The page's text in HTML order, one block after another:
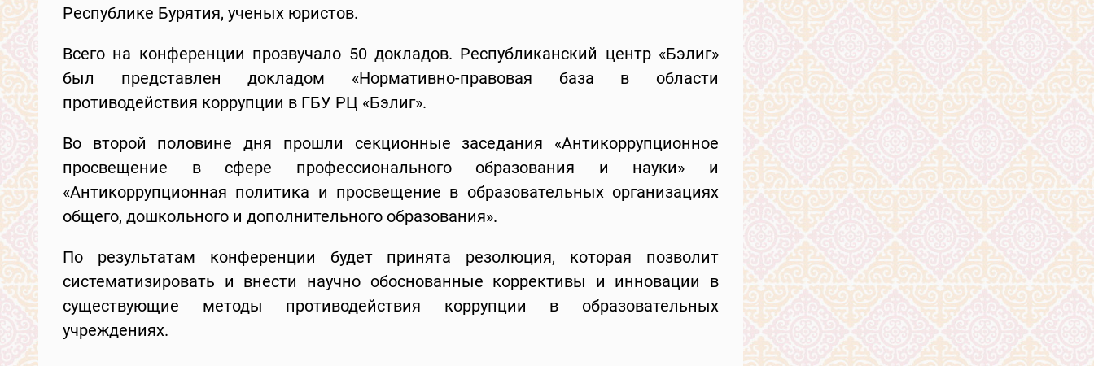
Республике Бурятия, ученых юристов.
Всего на конференции прозвучало 50 докладов. Республиканский центр «Бэлиг»
был представлен докладом «Нормативно-правовая база в области
противодействия коррупции в ГБУ РЦ «Бэлиг».
Во второй половине дня прошли секционные заседания «Антикоррупционное
просвещение в сфере профессионального образования и науки» и
«Антикоррупционная политика и просвещение в образовательных организациях
общего, дошкольного и дополнительного образования».
По результатам конференции будет принята резолюция, которая позволит
систематизировать и внести научно обоснованные коррективы и инновации в
существующие методы противодействия коррупции в образовательных
учреждениях.